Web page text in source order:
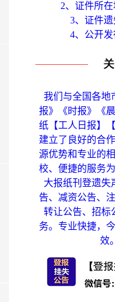
2、证件所
3、证件
4、公开
我们与全国各地
报》《时报》《
纸【工人日报】
建立了良好的合
源优势和专业的
校、便捷的服务
大报纸刊登遗失
告、减资公告、
转让公告、招标
务。专业快捷，
效